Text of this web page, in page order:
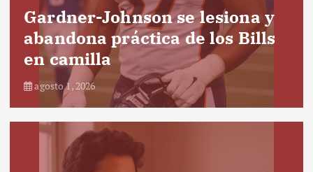
Gardner-Johnson se lesiona y
abandona práctica de los Bills
en camilla
agosto 1, 2026